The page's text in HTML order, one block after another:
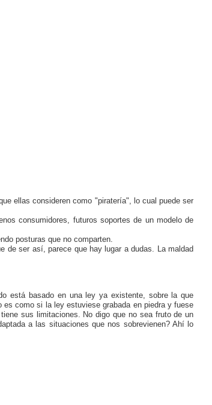
ellas consideren como "piratería", lo cual puede ser
consumidores, futuros soportes de un modelo de
posturas que no comparten.
de ser así, parece que hay lugar a dudas. La maldad
está basado en una ley ya existente, sobre la que
como si la ley estuviese grabada en piedra y fuese
sus limitaciones. No digo que no sea fruto de un
a las situaciones que nos sobrevienen? Ahí lo